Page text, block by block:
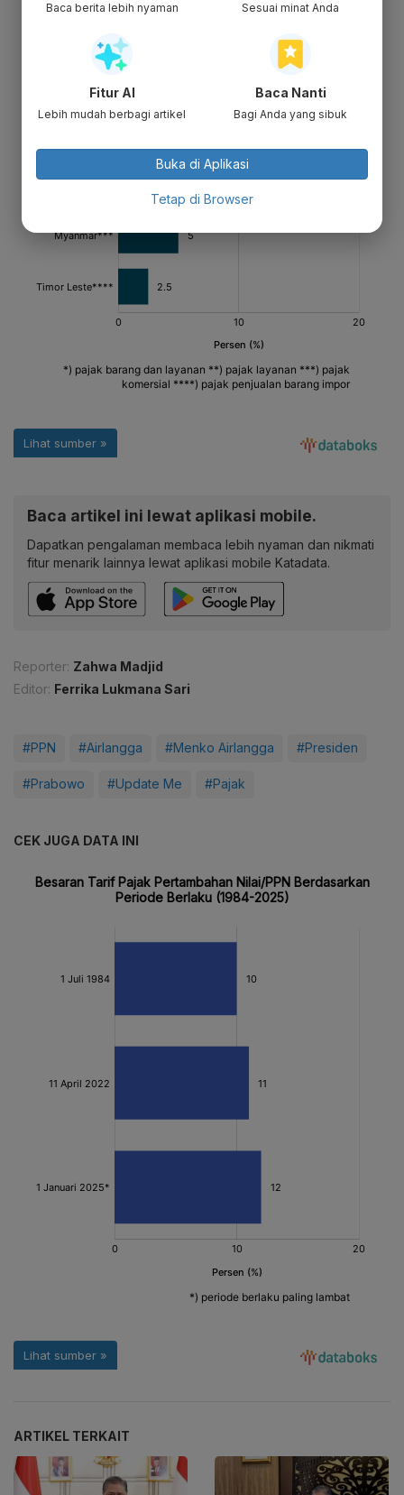
Baca artikel ini lewat aplikasi mobile.
Dapatkan pengalaman membaca lebih nyaman dan nikmati
fitur menarik lainnya lewat aplikasi mobile Katadata.
Reporter: Zahwa Madjid
Editor: Ferrika Lukmana Sari
#PPN #Airlangga #Menko Airlangga #Presiden
#Prabowo #Update Me #Pajak
CEK JUGA DATA INI
ARTIKEL TERKAIT
Baca berita lebih nyaman Sesuai minat Anda
Fitur AI
Lebih mudah berbagi artikel
Baca Nanti
Bagi Anda yang sibuk
Buka di Aplikasi
Tetap di Browser